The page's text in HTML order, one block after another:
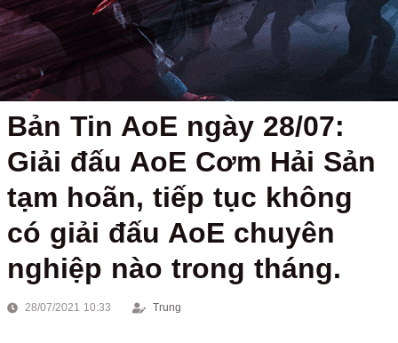
Bản Tin AoE ngày 28/07:
Giải đấu AoE Cơm Hải Sản
tạm hoãn, tiếp tục không
có giải đấu AoE chuyên
nghiệp nào trong tháng.
28/07/2021 10:33 Trung